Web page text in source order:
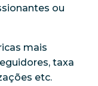
ou
mais
taxa
etc.